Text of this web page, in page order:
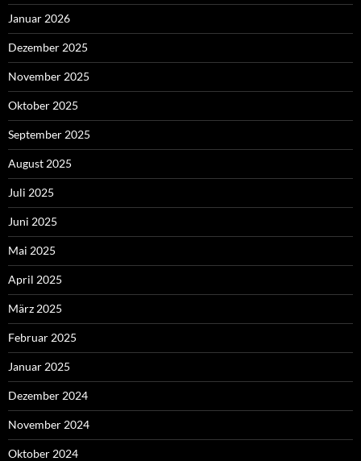
Januar 2026
Dezember 2025
November 2025
Oktober 2025
September 2025
August 2025
Juli 2025
Juni 2025
Mai 2025
April 2025
März 2025
Februar 2025
Januar 2025
Dezember 2024
November 2024
Oktober 2024